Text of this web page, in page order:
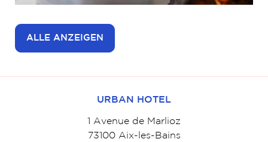
ALLE ANZEIGEN
URBAN HOTEL
1 Avenue de Marlioz
73100 Aix-les-Bains